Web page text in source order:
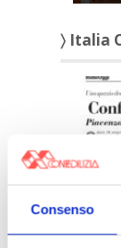
Consenso
〉 Italia
Italia